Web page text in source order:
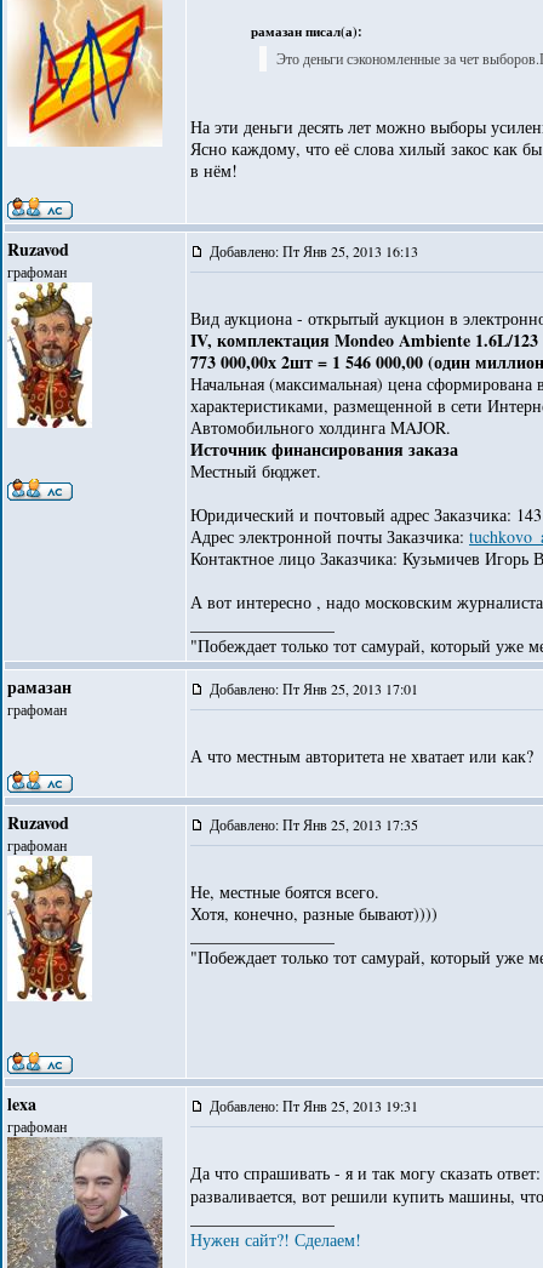
рамазан писал(а):
Это деньги сэкономленные за чет
На эти деньги десять лет можно выборы
Ясно каждому, что её слова хилый закос как
в нём!
Ruzavod
графоман
Добавлено: Пт Янв 25, 2013 16:13
Вид аукциона - открытый аукцион в
IV, комплектация Mondeo Ambiente 1.6L/
773 000,00х 2шт = 1 546 000,00 (один
Начальная (максимальная) цена
характеристиками, размещенной в сети
Автомобильного холдинга MAJOR.
Источник финансирования заказа
Местный бюджет.
Юридический и почтовый адрес Заказчика:
Адрес электронной почты Заказчика:
Контактное лицо Заказчика: Кузьмичев Игорь
А вот интересно , надо московским
"Побеждает только тот самурай, который уже
рамазан
графоман
Добавлено: Пт Янв 25, 2013 17:01
А что местным авторитета не хватает или как?
Ruzavod
графоман
Добавлено: Пт Янв 25, 2013 17:35
Не, местные боятся всего.
Хотя, конечно, разные бывают))))
"Побеждает только тот самурай, который уже
lexa
графоман
Добавлено: Пт Янв 25, 2013 19:31
Да что спрашивать - я и так могу сказать
разваливается, вот решили купить машины,
Нужен сайт?! Сделаем!